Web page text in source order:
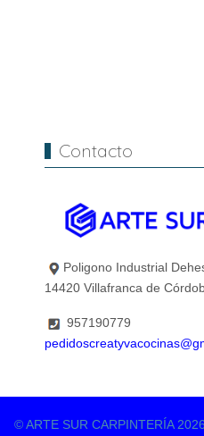
Contacto
Poligono Industrial
14420 Villafranca de
957190779
© ARTE SUR CARPINTERÍA